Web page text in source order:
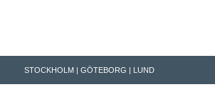
STOCKHOLM | GÖTEBORG | LUND